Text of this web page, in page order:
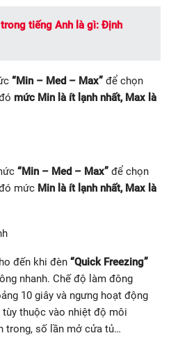
tiếng Anh là gì: Định
“Min – Med – Max” để chọn
mức Min là ít lạnh nhất, Max là
“Min – Med – Max” để chọn
mức Min là ít lạnh nhất, Max là
đến khi đèn “Quick Freezing”
nhanh. Chế độ làm đông
10 giây và ngưng hoạt động
tùy thuộc vào nhiệt độ môi
trong, số lần mở cửa tủ…